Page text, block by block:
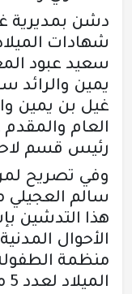
دشن بمديرية
شهادات
سعيد عبود
يمين والرائد
غيل بن يمين
العام
رئيس قسم
وفي تصريح
سالم العجيلي
هذا التدشين
الأحوال
منظمة
الميلاد لعدد 5 مديريات نائية .